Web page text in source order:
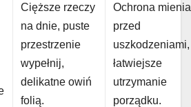
Cięższe rzeczy
na dnie, puste
przestrzenie
wypełnij,
delikatne owiń
folią.
Ochrona mienia
przed
uszkodzeniami,
łatwiejsze
utrzymanie
porządku.